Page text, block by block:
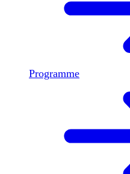
Programme